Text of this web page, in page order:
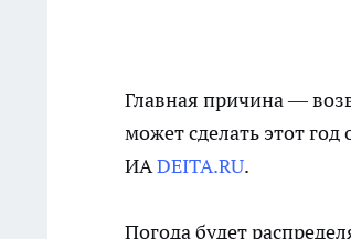
Главная причина —
может сделать этот
ИАDEITA.RU.
Погода будет